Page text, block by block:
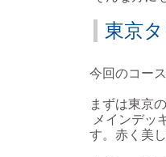
東京
今回のコー
まずは東京
メインデッ
す。赤く美